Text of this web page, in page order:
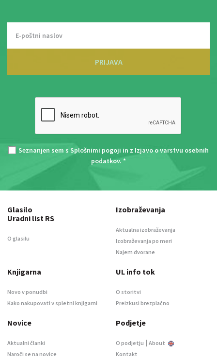
PRIJAVA
Seznanjen sem s Splošnimi pogoji in z Izjavo o varstvu osebnih
podatkov. *
Glasilo
Uradni list RS
O glasilu
Izobraževanja
Aktualna izobraževanja
Izobraževanja po meri
Najem dvorane
Knjigarna
Novo v ponudbi
Kako nakupovati v spletni knjigarni
UL info tok
O storitvi
Preizkusi brezplačno
Novice
Aktualni članki
Naroči se na novice
Podjetje
O podjetju | About
Kontakt